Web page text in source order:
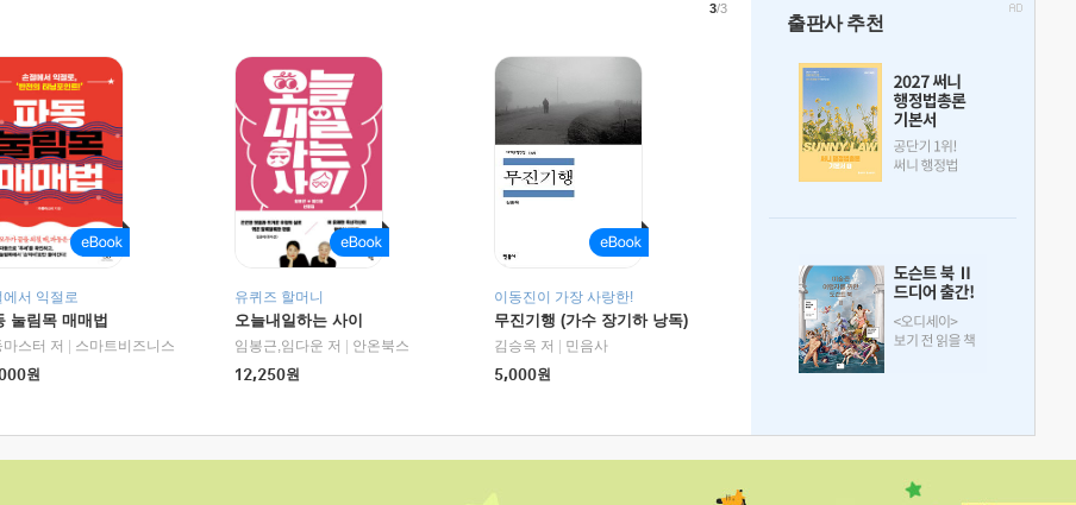
(RHK)
에서 익절로
눌림목 매매법
마스터 저
스마트비즈니스
원
유퀴즈 할머니
오늘내일하는 사이
임봉근,임다운 저
안온북스
12,250원
이동진이 가장 사랑한!
무진기행 (가수 장기하 낭독)
김승옥 저
민음사
5,000원
3/3
출판사 추천